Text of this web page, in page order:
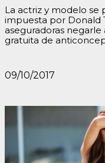
La actriz y modelo se
impuesta por Donald
aseguradoras
gratuita de
09/10/2017